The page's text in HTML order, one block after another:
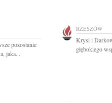
pozostanie
jaka...
RZESZÓW
Krysi i
głębokiego